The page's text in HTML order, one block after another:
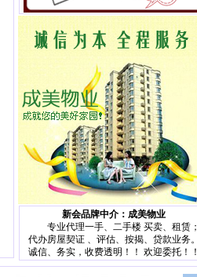
新会品牌中介：成美物业
专业代理一手、二手楼 买卖、租赁；
代办房屋契证 、评估、按揭、贷款业务。
诚信、务实，收费透明！！ 欢迎委托！！